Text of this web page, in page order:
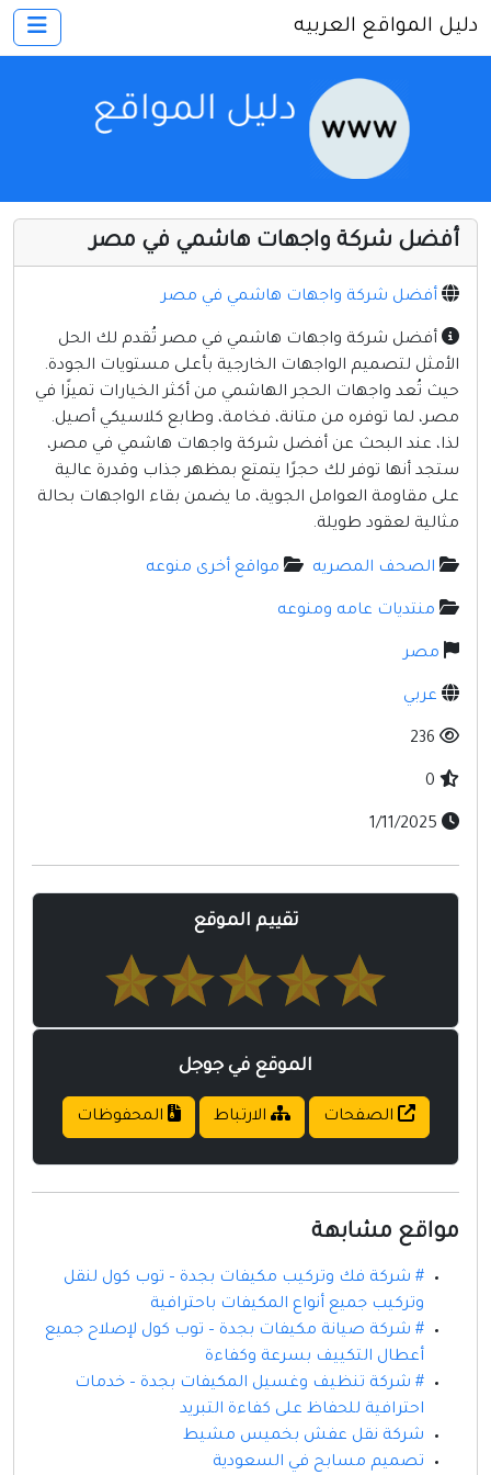
اتصل بنا
أخرى ومنوعه
إنترنت وشبكات
الأسرة والترفيه
كمبيوتر وبرامج
منتديات
مواقع إخباريه
مواقع إسلامية
دليل المواقع العربيه
أفضل شركة واجهات هاشمي في مصر
أفضل شركة واجهات هاشمي في مصر
أفضل شركة واجهات هاشمي في مصر تُقدم لك الحل
الأمثل لتصميم الواجهات الخارجية بأعلى مستويات الجودة.
حيث تُعد واجهات الحجر الهاشمي من أكثر الخيارات تميزًا في
مصر، لما توفره من متانة، فخامة، وطابع كلاسيكي أصيل.
لذا، عند البحث عن أفضل شركة واجهات هاشمي في مصر،
ستجد أنها توفر لك حجرًا يتمتع بمظهر جذاب وقدرة عالية
على مقاومة العوامل الجوية، ما يضمن بقاء الواجهات بحالة
مثالية لعقود طويلة.
الصحف المصريه مواقع أخرى منوعه
منتديات عامه ومنوعه
مصر
عربي
تقييم الموقع
الموقع في جوجل
الصفحات الارتباط المحفوظات
مواقع مشابهة
# شركة فك وتركيب مكيفات بجدة – توب كول لنقل
وتركيب جميع أنواع المكيفات باحترافية
# شركة صيانة مكيفات بجدة – توب كول لإصلاح جميع
أعطال التكييف بسرعة وكفاءة
# شركة تنظيف وغسيل المكيفات بجدة – خدمات
احترافية للحفاظ على كفاءة التبريد
شركة نقل عفش بخميس مشيط
تصميم مسابح في السعودية